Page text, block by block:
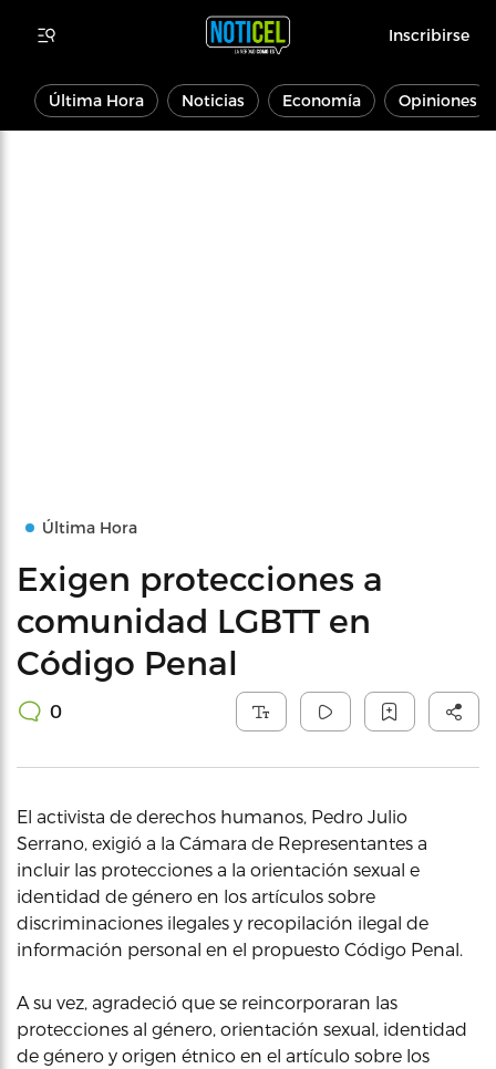
Inscribirse
Última Hora Noticias Economía Opiniones
Última Hora
Exigen protecciones a
comunidad LGBTT en
Código Penal
0
El activista de derechos humanos, Pedro Julio
Serrano, exigió a la Cámara de Representantes a
incluir las protecciones a la orientación sexual e
identidad de género en los artículos sobre
discriminaciones ilegales y recopilación ilegal de
información personal en el propuesto Código Penal.
A su vez, agradeció que se reincorporaran las
protecciones al género, orientación sexual, identidad
de género y origen étnico en el artículo sobre los